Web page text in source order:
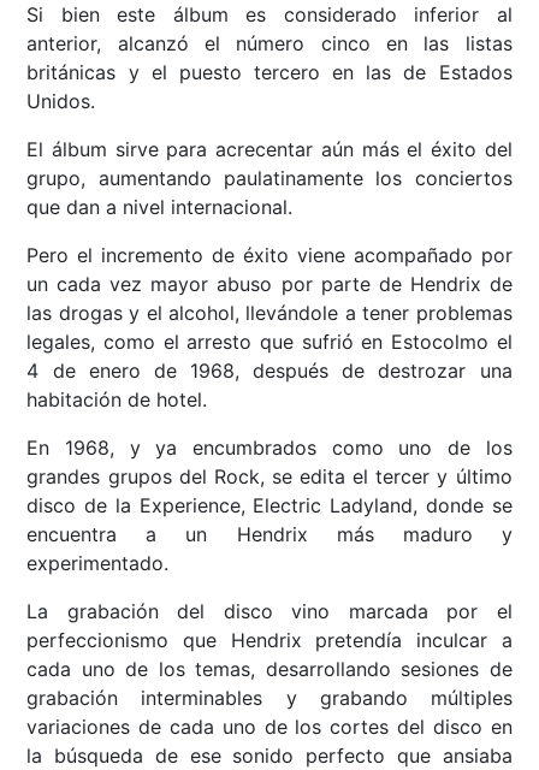
Si bien este álbum es considerado inferior al
anterior, alcanzó el número cinco en las listas
británicas y el puesto tercero en las de Estados
Unidos.
El álbum sirve para acrecentar aún más el éxito del
grupo, aumentando paulatinamente los conciertos
que dan a nivel internacional.
Pero el incremento de éxito viene acompañado por
un cada vez mayor abuso por parte de Hendrix de
las drogas y el alcohol, llevándole a tener problemas
legales, como el arresto que sufrió en Estocolmo el
4 de enero de 1968, después de destrozar una
habitación de hotel.
En 1968, y ya encumbrados como uno de los
grandes grupos del Rock, se edita el tercer y último
disco de la Experience, Electric Ladyland, donde se
encuentra a un Hendrix más maduro y
experimentado.
La grabación del disco vino marcada por el
perfeccionismo que Hendrix pretendía inculcar a
cada uno de los temas, desarrollando sesiones de
grabación interminables y grabando múltiples
variaciones de cada uno de los cortes del disco en
la búsqueda de ese sonido perfecto que ansiaba